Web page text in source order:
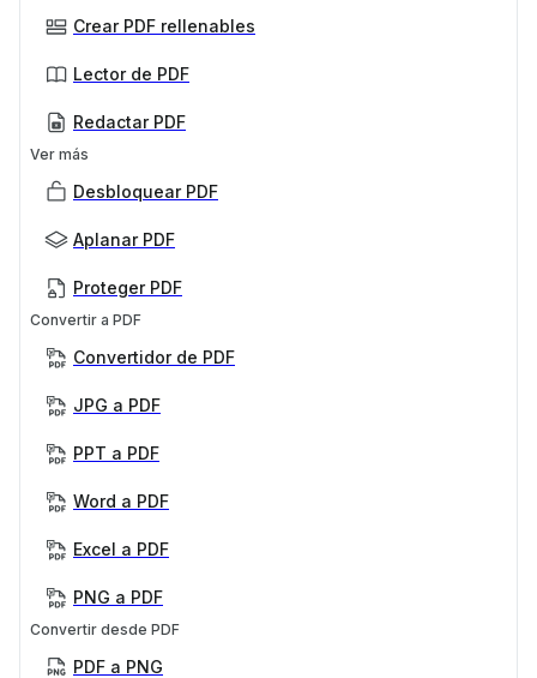
Crear PDF rellenables
Lector de PDF
Redactar PDF
Ver más
Desbloquear PDF
Aplanar PDF
Proteger PDF
Convertir a PDF
Convertidor de PDF
JPG a PDF
PPT a PDF
Word a PDF
Excel a PDF
PNG a PDF
Convertir desde PDF
PDF a PNG